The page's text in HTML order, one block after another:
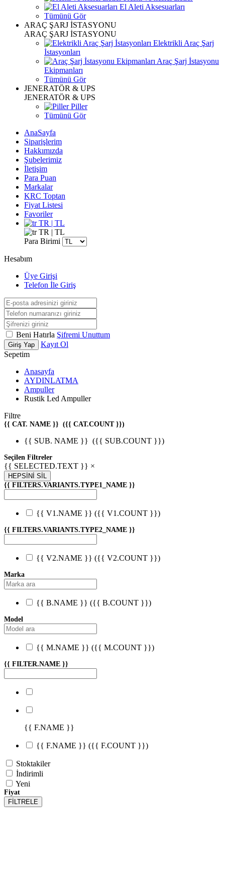
El Aleti Aksesuarları
Tümünü Gör
ARAÇ ŞARJ İSTASYONU
ARAÇ ŞARJ İSTASYONU
Elektrikli Araç Şarj
İstasyonları
Araç Şarj İstasyonu
Ekipmanları
Tümünü Gör
JENERATÖR & UPS
JENERATÖR & UPS
Piller
Tümünü Gör
AnaSayfa
Siparişlerim
Hakkımızda
Şubelerimiz
İletişim
Para Puan
Markalar
KRC Toptan
Fiyat Listesi
Favoriler
TR | TL
TR | TL
Para Birimi
Hesabım
Üye Girişi
Telefon İle Giriş
Beni Hatırla Şifremi Unuttum
Giriş Yap
Kayıt Ol
Sepetim
Anasayfa
AYDINLATMA
Ampuller
Rustik Led Ampuller
Filtre
{{ CAT. NAME }} ({{ CAT.COUNT }})
{{ SUB. NAME }} ({{ SUB.COUNT }})
Seçilen Filtreler
{{ SELECTED.TEXT }} ×
HEPSİNİ SİL
{{ FILTERS.VARIANTS.TYPE1_NAME }}
{{ V1.NAME }} ({{ V1.COUNT }})
{{ FILTERS.VARIANTS.TYPE2_NAME }}
{{ V2.NAME }} ({{ V2.COUNT }})
Marka
{{ B.NAME }} ({{ B.COUNT }})
Model
{{ M.NAME }} ({{ M.COUNT }})
{{ FILTER.NAME }}
{{ F.NAME }}
{{ F.NAME }} ({{ F.COUNT }})
Stoktakiler
İndirimli
Yeni
Fiyat
FİLTRELE